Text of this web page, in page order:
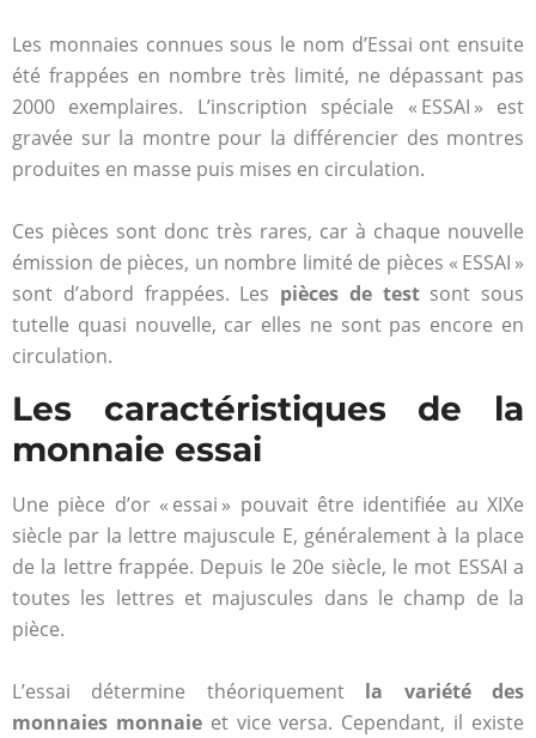
Les monnaies connues sous le nom d’Essai ont ensuite
été frappées en nombre très limité, ne dépassant pas
2000 exemplaires. L’inscription spéciale « ESSAI » est
gravée sur la montre pour la différencier des montres
produites en masse puis mises en circulation.
Ces pièces sont donc très rares, car à chaque nouvelle
émission de pièces, un nombre limité de pièces « ESSAI »
sont d’abord frappées. Les pièces de testsont sous
tutelle quasi nouvelle, car elles ne sont pas encore en
circulation.
Les caractéristiques de la
monnaie essai
Une pièce d’or « essai » pouvait être identifiée au XIXe
siècle par la lettre majuscule E, généralement à la place
de la lettre frappée. Depuis le 20e siècle, le mot ESSAI a
toutes les lettres et majuscules dans le champ de la
pièce.
L’essai détermine théoriquement la variété des
monnaies monnaieet vice versa. Cependant, il existe